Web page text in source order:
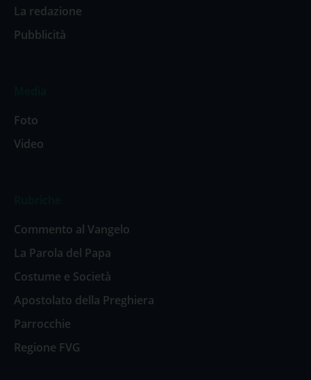
La redazione
Pubblicità
Foto
Video
Commento al Vangelo
La Parola del Papa
Costume e Società
Apostolato della Preghiera
Parrocchie
Regione FVG